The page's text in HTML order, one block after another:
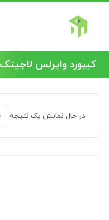
کیبورد وایرلس لاجیتک
در حال نمایش یک نتیجه